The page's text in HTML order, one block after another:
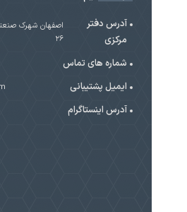
آدرس دفتر
مرکزی
اصفهان شهرک
۲۶
شماره های تماس
ایمیل پشتیبانی
آدرس اینستاگرام